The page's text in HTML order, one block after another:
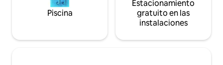
Piscina
Estacionamiento
gratuito en las
instalaciones